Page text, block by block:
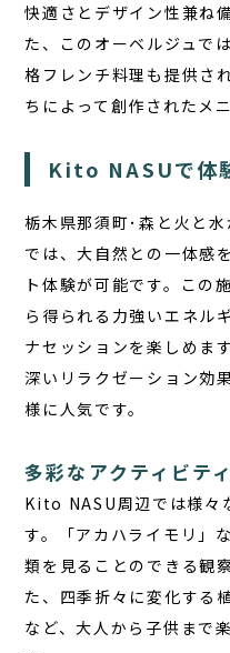
快適さとデザイン性兼ね
た、このオーベルジュで
格フレンチ料理も提供さ
ちによって創作されたメ
Kito NASUで体
栃木県那須町･森と火と
では、大自然との一体感
ト体験が可能です。この
ら得られる力強いエネル
ナセッションを楽しめま
深いリラクゼーション効
様に人気です。
多彩なアクティビティ
Kito NASU周辺では様々
す。「アカハライモリ」
類を見ることのできる観
た、四季折々に変化する
など、大人から子供まで